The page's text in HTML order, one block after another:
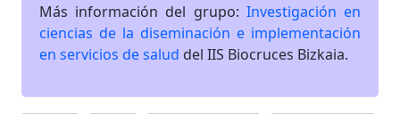
Más información del grupo: Investigación en
ciencias de la diseminación e implementación
en servicios de salud del IIS Biocruces Bizkaia.